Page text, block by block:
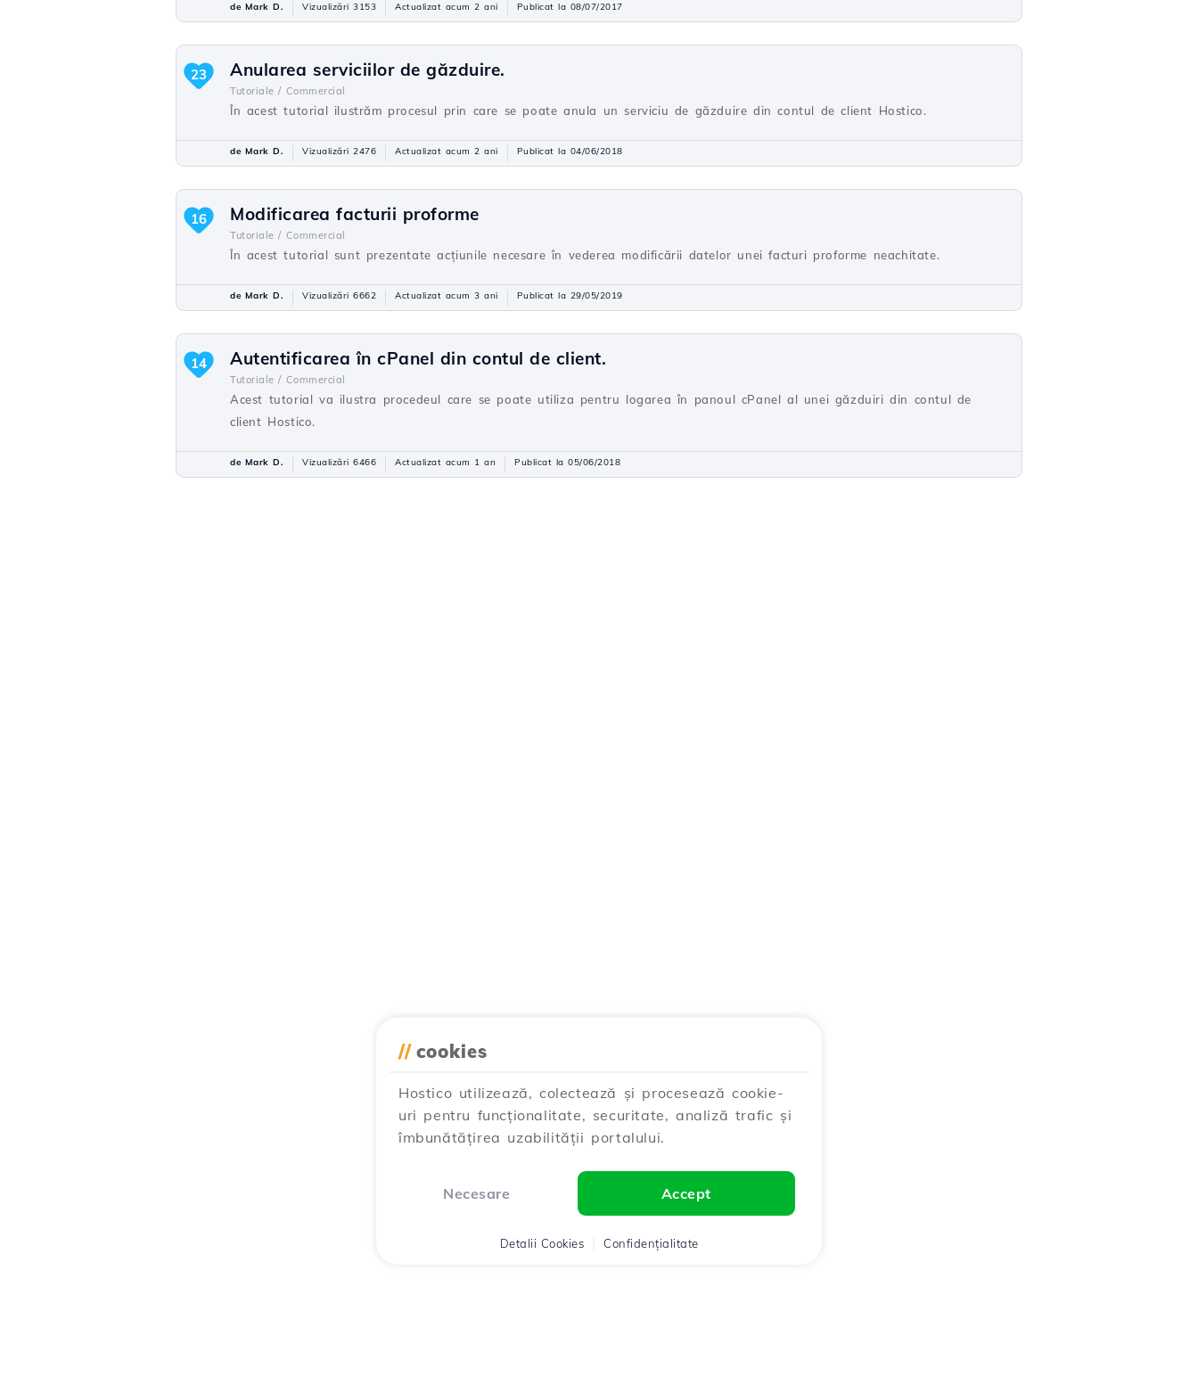
de Mark D. Vizualizări 3153 Actualizat acum 2 ani Publicat la 08/07/2017
Anularea serviciilor de găzduire.
Tutoriale / Commercial
În acest tutorial ilustrăm procesul prin care se poate anula un serviciu de găzduire din contul de client Hostico.
23
de Mark D. Vizualizări 2476 Actualizat acum 2 ani Publicat la 04/06/2018
Modificarea facturii proforme
Tutoriale / Commercial
În acest tutorial sunt prezentate acțiunile necesare în vederea modificării datelor unei facturi proforme neachitate.
16
de Mark D. Vizualizări 6662 Actualizat acum 3 ani Publicat la 29/05/2019
Autentificarea în cPanel din contul de client.
Tutoriale / Commercial
Acest tutorial va ilustra procedeul care se poate utiliza pentru logarea în panoul cPanel al unei găzduiri din contul de
client Hostico.
14
de Mark D. Vizualizări 6466 Actualizat acum 1 an Publicat la 05/06/2018
// cookies
Hostico utilizează, colectează și procesează cookie-
uri pentru funcționalitate, securitate, analiză trafic și
îmbunătățirea uzabilității portalului.
Necesare Accept
Detalii Cookies Confidențialitate